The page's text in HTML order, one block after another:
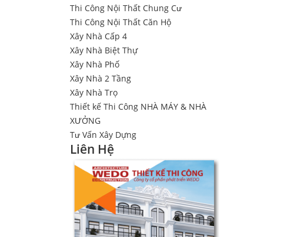
Thi Công Nội Thất Chung Cư
Thi Công Nội Thất Căn Hộ
Xây Nhà Cấp 4
Xây Nhà Biệt Thự
Xây Nhà Phố
Xây Nhà 2 Tầng
Xây Nhà Trọ
Thiết kế Thi Công NHÀ MÁY & NHÀ
XƯỞNG
Tư Vấn Xây Dựng
Liên Hệ